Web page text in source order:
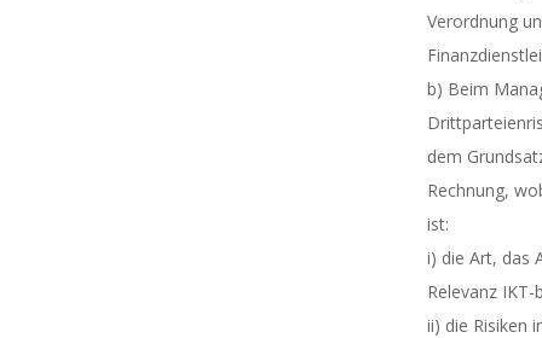
Verordnung
b) Beim
dem
Rechnung,
ist:
i) die Art, das
Relevanz
ii) die Risiken